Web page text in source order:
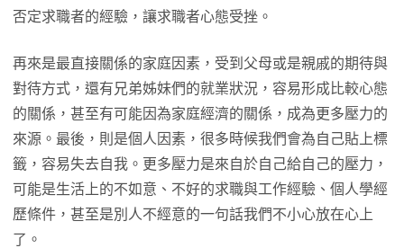
否定求職者的經驗，讓求職者心態受挫。
再來是最直接關係的家庭因素，受到父母或是親戚的期待與
對待方式，還有兄弟姊妹們的就業狀況，容易形成比較心態
的關係，甚至有可能因為家庭經濟的關係，成為更多壓力的
來源。最後，則是個人因素，很多時候我們會為自己貼上標
籤，容易失去自我。更多壓力是來自於自己給自己的壓力，
可能是生活上的不如意、不好的求職與工作經驗、個人學經
歷條件，甚至是別人不經意的一句話我們不小心放在心上
了。